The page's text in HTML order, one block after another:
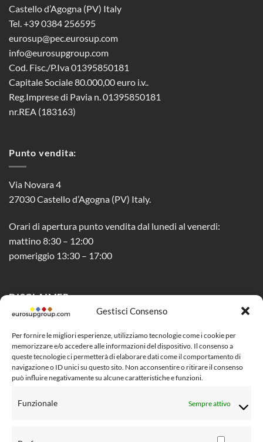
Gestisci Consenso
Per fornire le migliori esperienze, utilizziamo tecnologie come i cookie per
memorizzare e/o accedere alle informazioni del dispositivo. Il consenso a
queste tecnologie ci permetterà di elaborare dati come il comportamento di
navigazione o ID unici su questo sito. Non acconsentire o ritirare il consenso
può influire negativamente su alcune caratteristiche e funzioni.
Funzionale Sempre attivo
Castello d’Agogna (PV) Italy
Tel. +39 0384 256595
eurosup@pec.eurosup.com
info@eurosupgroup.com
Cod. Fisc./P.Iva 01395850181
Capitale Sociale 80.000,00 euro i.v..
Reg.Imprese di Pavia n. 01395850181
nr.REA (183163)
Punto vendita:
Via Novara 4
27030 Castello d’Agogna (PV) Italy.
Orari di apertura punto vendita dal lunedi al venerdi:
mattino 8:30 – 12:00
pomeriggio 13:30 – 17:00
DISCLAIMER
Privacy Policy
Cookie Policy (UE)
Social Media Policy
Condizioni di vendita al pubblico